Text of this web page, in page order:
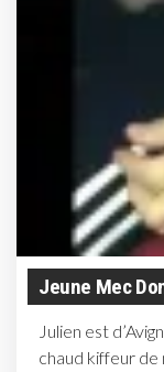
Jeune Mec
Julien est
chaud kiffeur de